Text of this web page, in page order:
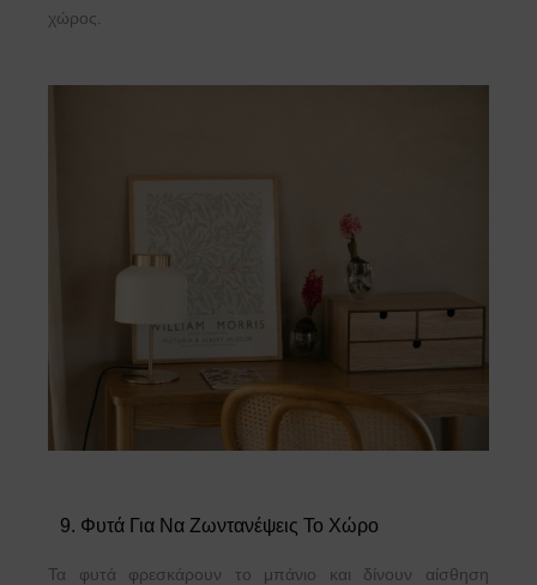
χώρος.
9. Φυτά Για Να Ζωντανέψεις Το Χώρο
Τα φυτά φρεσκάρουν το μπάνιο και δίνουν αίσθηση